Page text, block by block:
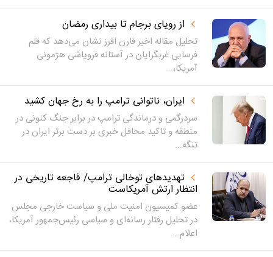
از رویای برجام تا بیداری رمضان
تحلیل مقاله اخیر فارن افرز نشان می‌دهد که قلم
فرسایی غربگرایان در آستانه فروپاشی هژمونی
آمریکا،...
ایران، ناتوانی ترامپ را به رخ جهان کشید
سردرگمی و درماندگی ترامپ در برابر جنگ کنونی در
منطقه و تاکید محافل خبری بر دست برتر ایران در
تنگه...
تهدیدهای توخالی ترامپ/ فاجعه‌ تاریخی در
انتظار ارتش آمریکاست
عضو کمیسیون امنیت ملی و سیاست خارجی مجلس
در تحلیل رفتار رسانه‌ای و سیاسی رئیس‌جمهور آمریکا،
اعلام...